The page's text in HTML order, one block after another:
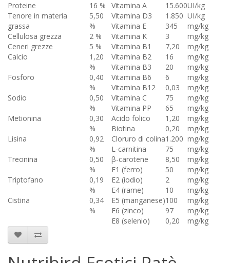
Proteine
16 %
Tenore in materia
grassa
5,50
%
Cellulosa grezza
2 %
Ceneri grezze
5 %
Calcio
1,20
%
Fosforo
0,40
%
Sodio
0,50
%
Metionina
0,30
%
Lisina
0,92
%
Treonina
0,50
%
Triptofano
0,19
%
Cistina
0,34
%
Vitamina A 15.600UI/kg
Vitamina D3
1.850 UI/kg
Vitamina E
345
mg/kg
Vitamina K
3
mg/kg
Vitamina B1
7,20
mg/kg
Vitamina B2
16
mg/kg
Vitamina B3
20
mg/kg
Vitamina B6
6
mg/kg
Vitamina B12
0,03
mg/kg
Vitamina C
75
mg/kg
Vitamina PP
65
mg/kg
Acido folico
1,20
mg/kg
Biotina
0,20
mg/kg
Cloruro di colina1.200 mg/kg
L-carnitina
75
mg/kg
β-carotene
8,50
mg/kg
E1 (ferro)
50
mg/kg
E2 (iodio)
2
mg/kg
E4 (rame)
10
mg/kg
E5 (manganese)100
mg/kg
E6 (zinco)
97
mg/kg
E8 (selenio)
0,20 mg/kg